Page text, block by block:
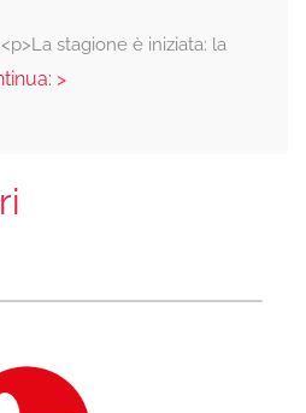
stagione è iniziata: la
>